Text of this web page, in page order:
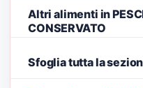
Altri alimenti in
CONSERVATO
Sfoglia tutta la